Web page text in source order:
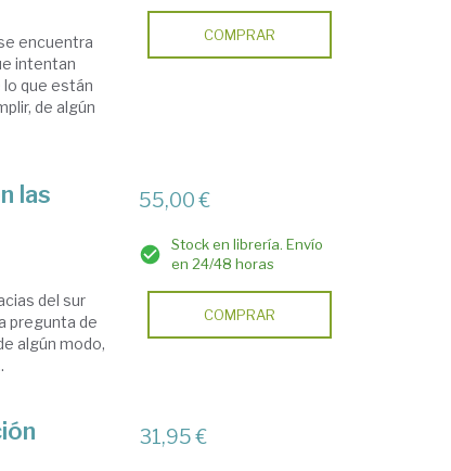
encuentra
intentan
que están
de algún
COMPRAR
las
del sur
pregunta de
algún modo,
55,00 €
Stock en librería. Envío
en 24/48 horas
COMPRAR
31,95 €